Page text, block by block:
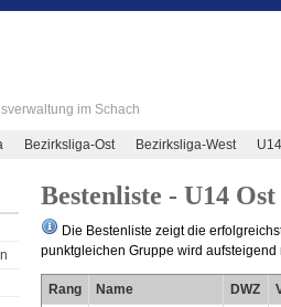
im Schach
Bezirksliga-Ost Bezirksliga-West
Bestenliste - U14 Ost
Die Bestenliste zeigt die
punktgleichen Gruppe wird
Rang Name DWZ